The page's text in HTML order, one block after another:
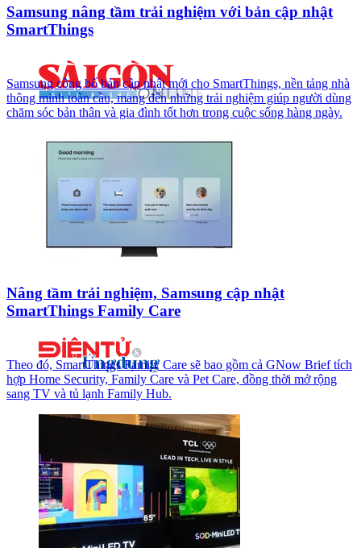
Samsung nâng tầm trải nghiệm với bản cập nhật
SmartThings
Samsung công bố bản cập nhật mới cho SmartThings, nền tảng nhà
thông minh toàn cầu, mang đến những trải nghiệm giúp người dùng
chăm sóc bản thân và gia đình tốt hơn trong cuộc sống hàng ngày.
Nâng tầm trải nghiệm, Samsung cập nhật
SmartThings Family Care
Theo đó, SmartThings Family Care sẽ bao gồm cả GNow Brief tích
hợp Home Security, Family Care và Pet Care, đồng thời mở rộng
sang TV và tủ lạnh Family Hub.